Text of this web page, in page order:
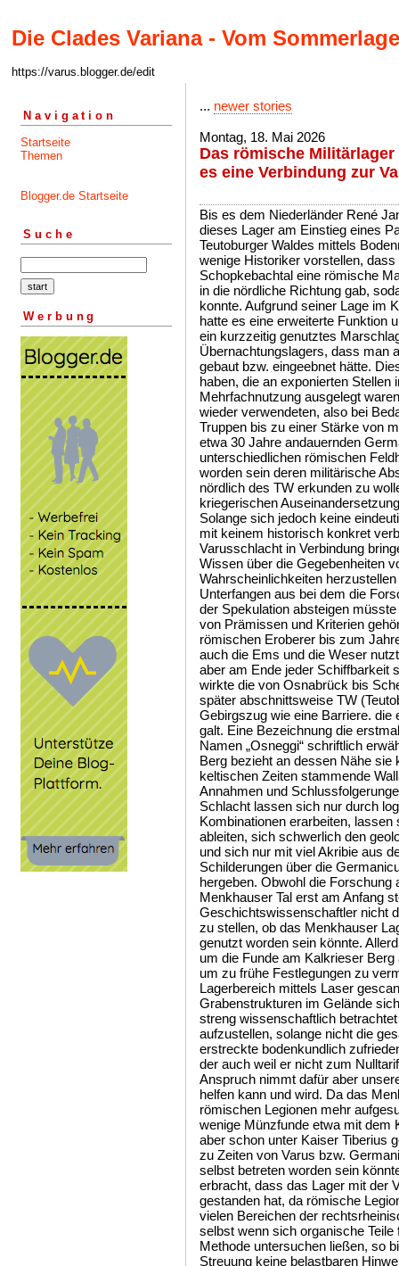
Die Clades Variana - Vom
https://varus.blogger.de/edit
Navigation
Startseite
Themen
Blogger.de Startseite
Suche
Werbung
... newer stories
Montag, 18. Mai 2026
Das römische
es eine Verbindung zur
Bis es dem Niederländer René
dieses Lager am Einstieg eines
Teutoburger Waldes mittels
wenige Historiker vorstellen,
Schopkebachtal eine römische
in die nördliche Richtung gab,
konnte. Aufgrund seiner Lage im
hatte es eine erweiterte Funktion
ein kurzzeitig genutztes
Übernachtungslagers, dass man
gebaut bzw. eingeebnet hätte.
haben, die an exponierten
Mehrfachnutzung ausgelegt
wieder verwendeten, also bei
Truppen bis zu einer Stärke von
etwa 30 Jahre andauernden
unterschiedlichen römischen
worden sein deren militärische
nördlich des TW erkunden zu
kriegerischen
Solange sich jedoch keine
mit keinem historisch konkret
Varusschlacht in Verbindung
Wissen über die Gegebenheiten
Wahrscheinlichkeiten
Unterfangen aus bei dem die
der Spekulation absteigen
von Prämissen und Kriterien
römischen Eroberer bis zum
auch die Ems und die Weser
aber am Ende jeder Schiffbarkeit
wirkte die von Osnabrück bis
später abschnittsweise TW
Gebirgszug wie eine Barriere. die
galt. Eine Bezeichnung die
Namen „Osneggi“ schriftlich
Berg bezieht an dessen Nähe
keltischen Zeiten stammende
Annahmen und
Schlacht lassen sich nur durch
Kombinationen erarbeiten,
ableiten, sich schwerlich den
und sich nur mit viel Akribie aus
Schilderungen über die
hergeben. Obwohl die
Menkhauser Tal erst am Anfang
Geschichtswissenschaftler nicht
zu stellen, ob das Menkhauser
genutzt worden sein könnte.
um die Funde am Kalkrieser
um zu frühe Festlegungen zu
Lagerbereich mittels Laser
Grabenstrukturen im Gelände
streng wissenschaftlich
aufzustellen, solange nicht die
erstreckte bodenkundlich
der auch weil er nicht zum
Anspruch nimmt dafür aber
helfen kann und wird. Da das
römischen Legionen mehr
wenige Münzfunde etwa mit
aber schon unter Kaiser Tiberius
zu Zeiten von Varus bzw.
selbst betreten worden sein
erbracht, dass das Lager mit der
gestanden hat, da römische
vielen Bereichen der
selbst wenn sich organische
Methode untersuchen ließen, so
Streuung keine belastbaren